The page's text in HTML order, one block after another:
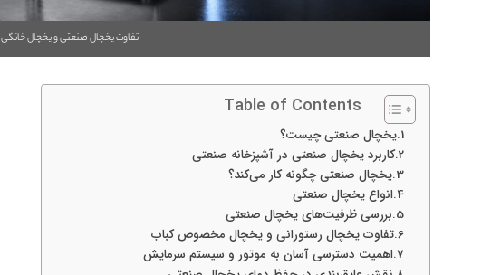
تفاوت یخچال صنعتی و یخچال خانگی
Table of Contents
یخچال صنعتی چیست؟
کاربرد یخچال صنعتی در آشپزخانه صنعتی
یخچال صنعتی چگونه کار می‌کند؟
انواع یخچال صنعتی
بررسی ظرفیت‌های یخچال صنعتی
تفاوت یخچال رستورانی و یخچال مخصوص کباب
اهمیت دسترسی آسان به موتور و سیستم سرمایش